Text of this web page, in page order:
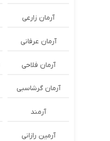
آرمان زارعی
آرمان عرفانی
آرمان فلاحی
آرمان گرشاسبی
آرمند
آرمین رازانی